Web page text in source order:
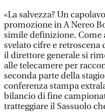
«La salvezza? Un
promozione in A Nereo
simile definizione. Come
svelato cifre e
il direttore generale si
alle telecamere per
seconda parte della
conferenza stampa
bilancio di fine
tratteggiare il Sassuolo